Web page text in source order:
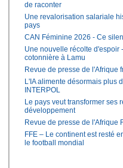
de raconter
Une revalorisation salariale
pays
CAN Féminine 2026 - Ce
Une nouvelle récolte d'espoir
cotonnière à Lamu
Revue de presse de l'Afrique
L'IA alimente désormais plus
INTERPOL
Le pays veut transformer ses
développement
Revue de presse de l'Afrique
FFE – Le continent est resté
le football mondial